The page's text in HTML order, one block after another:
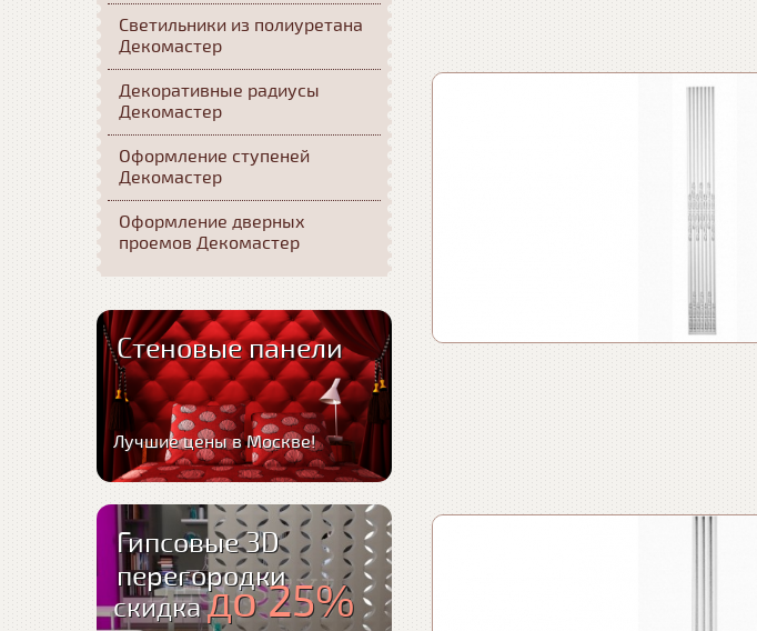
Светильники из полиуретана
Декомастер
Декоративные радиусы
Декомастер
Оформление ступеней
Декомастер
Оформление дверных
проемов Декомастер
Стеновые панели
Лучшие цены в Москве!
Гипсовые 3D
перегородки
скидкадо 25%